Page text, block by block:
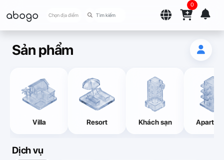
abogo Chọn địa điểm
0
Sản phẩm
Villa Resort Khách sạn
Dịch vụ